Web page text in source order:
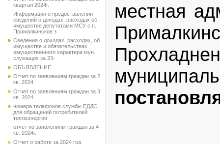
квартал 2024г.
Информация о предоставлении
сведений о доходах, расходах об
имуществе депутатами МСУ с.п.
Прималкинское з
Сведения о доходах, расходах, об
имуществе и обязательствах
имущественного характера мун.
служащих за 23-
ОБЪЯВЛЕНИЕ
Отчет по заявлениям граждан за 2
кв. 2024
Отчет по заявлениям граждан за 3
кв. 2024
номера телефонов службы ЕДДС
для обращений потребителей
теплоэнергии
отчет по заявлениям граждан за 4
кв. 2024г.
Отчет о работе за 2024 год
местная